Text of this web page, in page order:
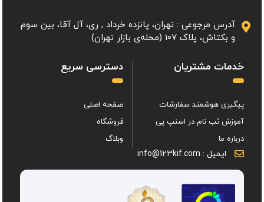
آدرس مرجوعی : تهران، پانزده خرداد , ری، آل آقا، بین سوم
و بکتاش، پلاک 107 (محله‌ی بازار تهران)
خدمات مشتریان
پیگیری هوشمند سفارشات
آموزش ثب نام در اسنپ پی
درباره ما
دسترسی سریع
صفحه اصلی
فروشگاه
وبلاگ
ایمیل : info@123kif.com